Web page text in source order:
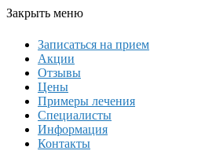
Закрыть меню
Записаться на прием
Акции
Отзывы
Цены
Примеры лечения
Специалисты
Информация
Контакты